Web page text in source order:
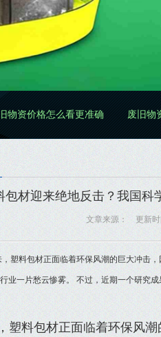
看更准确 废旧物资处置怎么做
包材迎来绝地反击？我国科
文章来源： 更新时
，塑料包材正面临着环保风潮的巨大冲击
业一片愁云惨雾。 不过，近期一个研究
塑料包材正面临着环保风